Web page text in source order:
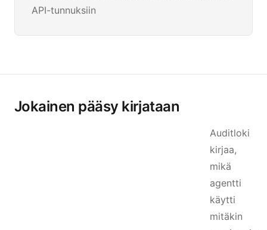
API-tunnuksiin
Jokainen pääsy kirjataan
Auditloki
kirjaa,
mikä
agentti
käytti
mitäkin